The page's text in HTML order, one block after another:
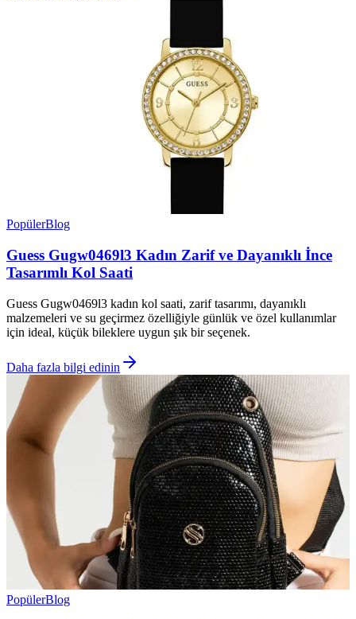
PopülerBlog
Guess Gugw0469l3 Kadın Zarif ve Dayanıklı İnce
Tasarımlı Kol Saati
Guess Gugw0469l3 kadın kol saati, zarif tasarımı, dayanıklı
malzemeleri ve su geçirmez özelliğiyle günlük ve özel kullanımlar
için ideal, küçük bileklere uygun şık bir seçenek.
Daha fazla bilgi edinin
PopülerBlog